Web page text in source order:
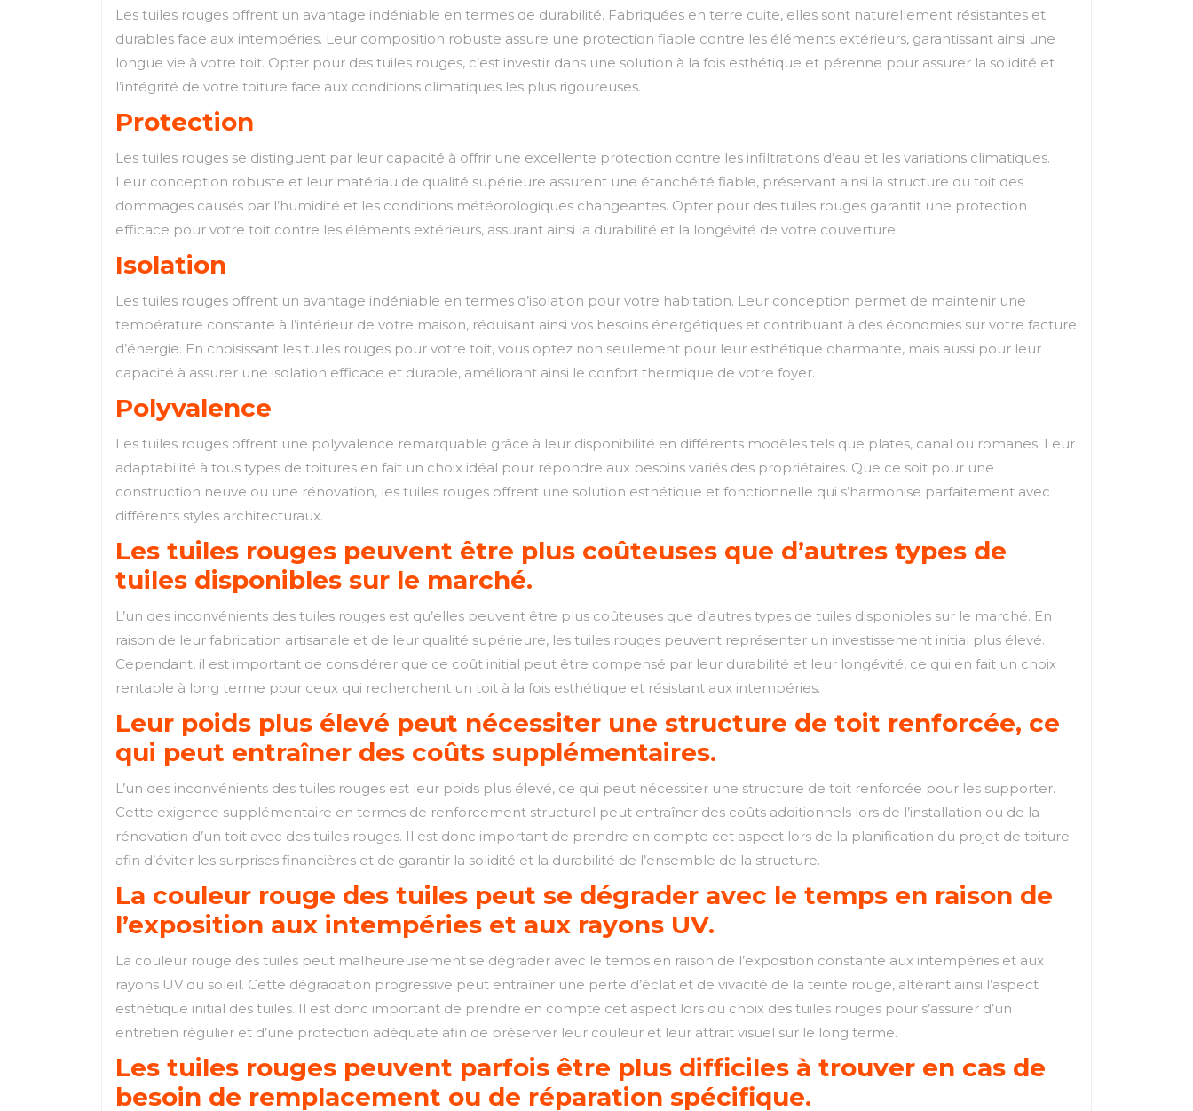
Les tuiles rouges offrent un avantage indéniable en termes de durabilité. Fabriquées en terre cuite, elles sont naturellement résistantes et
durables face aux intempéries. Leur composition robuste assure une protection fiable contre les éléments extérieurs, garantissant ainsi une
longue vie à votre toit. Opter pour des tuiles rouges, c’est investir dans une solution à la fois esthétique et pérenne pour assurer la solidité et
l’intégrité de votre toiture face aux conditions climatiques les plus rigoureuses.
Protection
Les tuiles rouges se distinguent par leur capacité à offrir une excellente protection contre les infiltrations d’eau et les variations climatiques.
Leur conception robuste et leur matériau de qualité supérieure assurent une étanchéité fiable, préservant ainsi la structure du toit des
dommages causés par l’humidité et les conditions météorologiques changeantes. Opter pour des tuiles rouges garantit une protection
efficace pour votre toit contre les éléments extérieurs, assurant ainsi la durabilité et la longévité de votre couverture.
Isolation
Les tuiles rouges offrent un avantage indéniable en termes d’isolation pour votre habitation. Leur conception permet de maintenir une
température constante à l’intérieur de votre maison, réduisant ainsi vos besoins énergétiques et contribuant à des économies sur votre facture
d’énergie. En choisissant les tuiles rouges pour votre toit, vous optez non seulement pour leur esthétique charmante, mais aussi pour leur
capacité à assurer une isolation efficace et durable, améliorant ainsi le confort thermique de votre foyer.
Polyvalence
Les tuiles rouges offrent une polyvalence remarquable grâce à leur disponibilité en différents modèles tels que plates, canal ou romanes. Leur
adaptabilité à tous types de toitures en fait un choix idéal pour répondre aux besoins variés des propriétaires. Que ce soit pour une
construction neuve ou une rénovation, les tuiles rouges offrent une solution esthétique et fonctionnelle qui s’harmonise parfaitement avec
différents styles architecturaux.
Les tuiles rouges peuvent être plus coûteuses que d’autres types de
tuiles disponibles sur le marché.
L’un des inconvénients des tuiles rouges est qu’elles peuvent être plus coûteuses que d’autres types de tuiles disponibles sur le marché. En
raison de leur fabrication artisanale et de leur qualité supérieure, les tuiles rouges peuvent représenter un investissement initial plus élevé.
Cependant, il est important de considérer que ce coût initial peut être compensé par leur durabilité et leur longévité, ce qui en fait un choix
rentable à long terme pour ceux qui recherchent un toit à la fois esthétique et résistant aux intempéries.
Leur poids plus élevé peut nécessiter une structure de toit renforcée, ce
qui peut entraîner des coûts supplémentaires.
L’un des inconvénients des tuiles rouges est leur poids plus élevé, ce qui peut nécessiter une structure de toit renforcée pour les supporter.
Cette exigence supplémentaire en termes de renforcement structurel peut entraîner des coûts additionnels lors de l’installation ou de la
rénovation d’un toit avec des tuiles rouges. Il est donc important de prendre en compte cet aspect lors de la planification du projet de toiture
afin d’éviter les surprises financières et de garantir la solidité et la durabilité de l’ensemble de la structure.
La couleur rouge des tuiles peut se dégrader avec le temps en raison de
l’exposition aux intempéries et aux rayons UV.
La couleur rouge des tuiles peut malheureusement se dégrader avec le temps en raison de l’exposition constante aux intempéries et aux
rayons UV du soleil. Cette dégradation progressive peut entraîner une perte d’éclat et de vivacité de la teinte rouge, altérant ainsi l’aspect
esthétique initial des tuiles. Il est donc important de prendre en compte cet aspect lors du choix des tuiles rouges pour s’assurer d’un
entretien régulier et d’une protection adéquate afin de préserver leur couleur et leur attrait visuel sur le long terme.
Les tuiles rouges peuvent parfois être plus difficiles à trouver en cas de
besoin de remplacement ou de réparation spécifique.